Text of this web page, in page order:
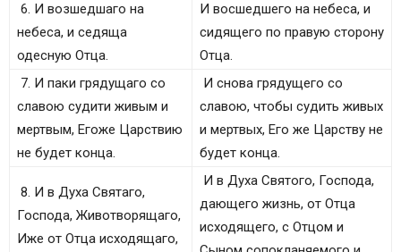
6. И возшедшаго на
небеса, и седяща
одесную Отца.
И восшедшего на небеса, и
сидящего по правую сторону
Отца.
7. И паки грядущаго со
славою судити живым и
мертвым, Егоже Царствию
не будет конца.
И снова грядущего со
славою, чтобы судить живых
и мертвых, Его же Царству не
будет конца.
8. И в Духа Святаго,
Господа, Животворящаго,
Иже от Отца исходящаго,
И в Духа Святого, Господа,
дающего жизнь, от Отца
исходящего, с Отцом и